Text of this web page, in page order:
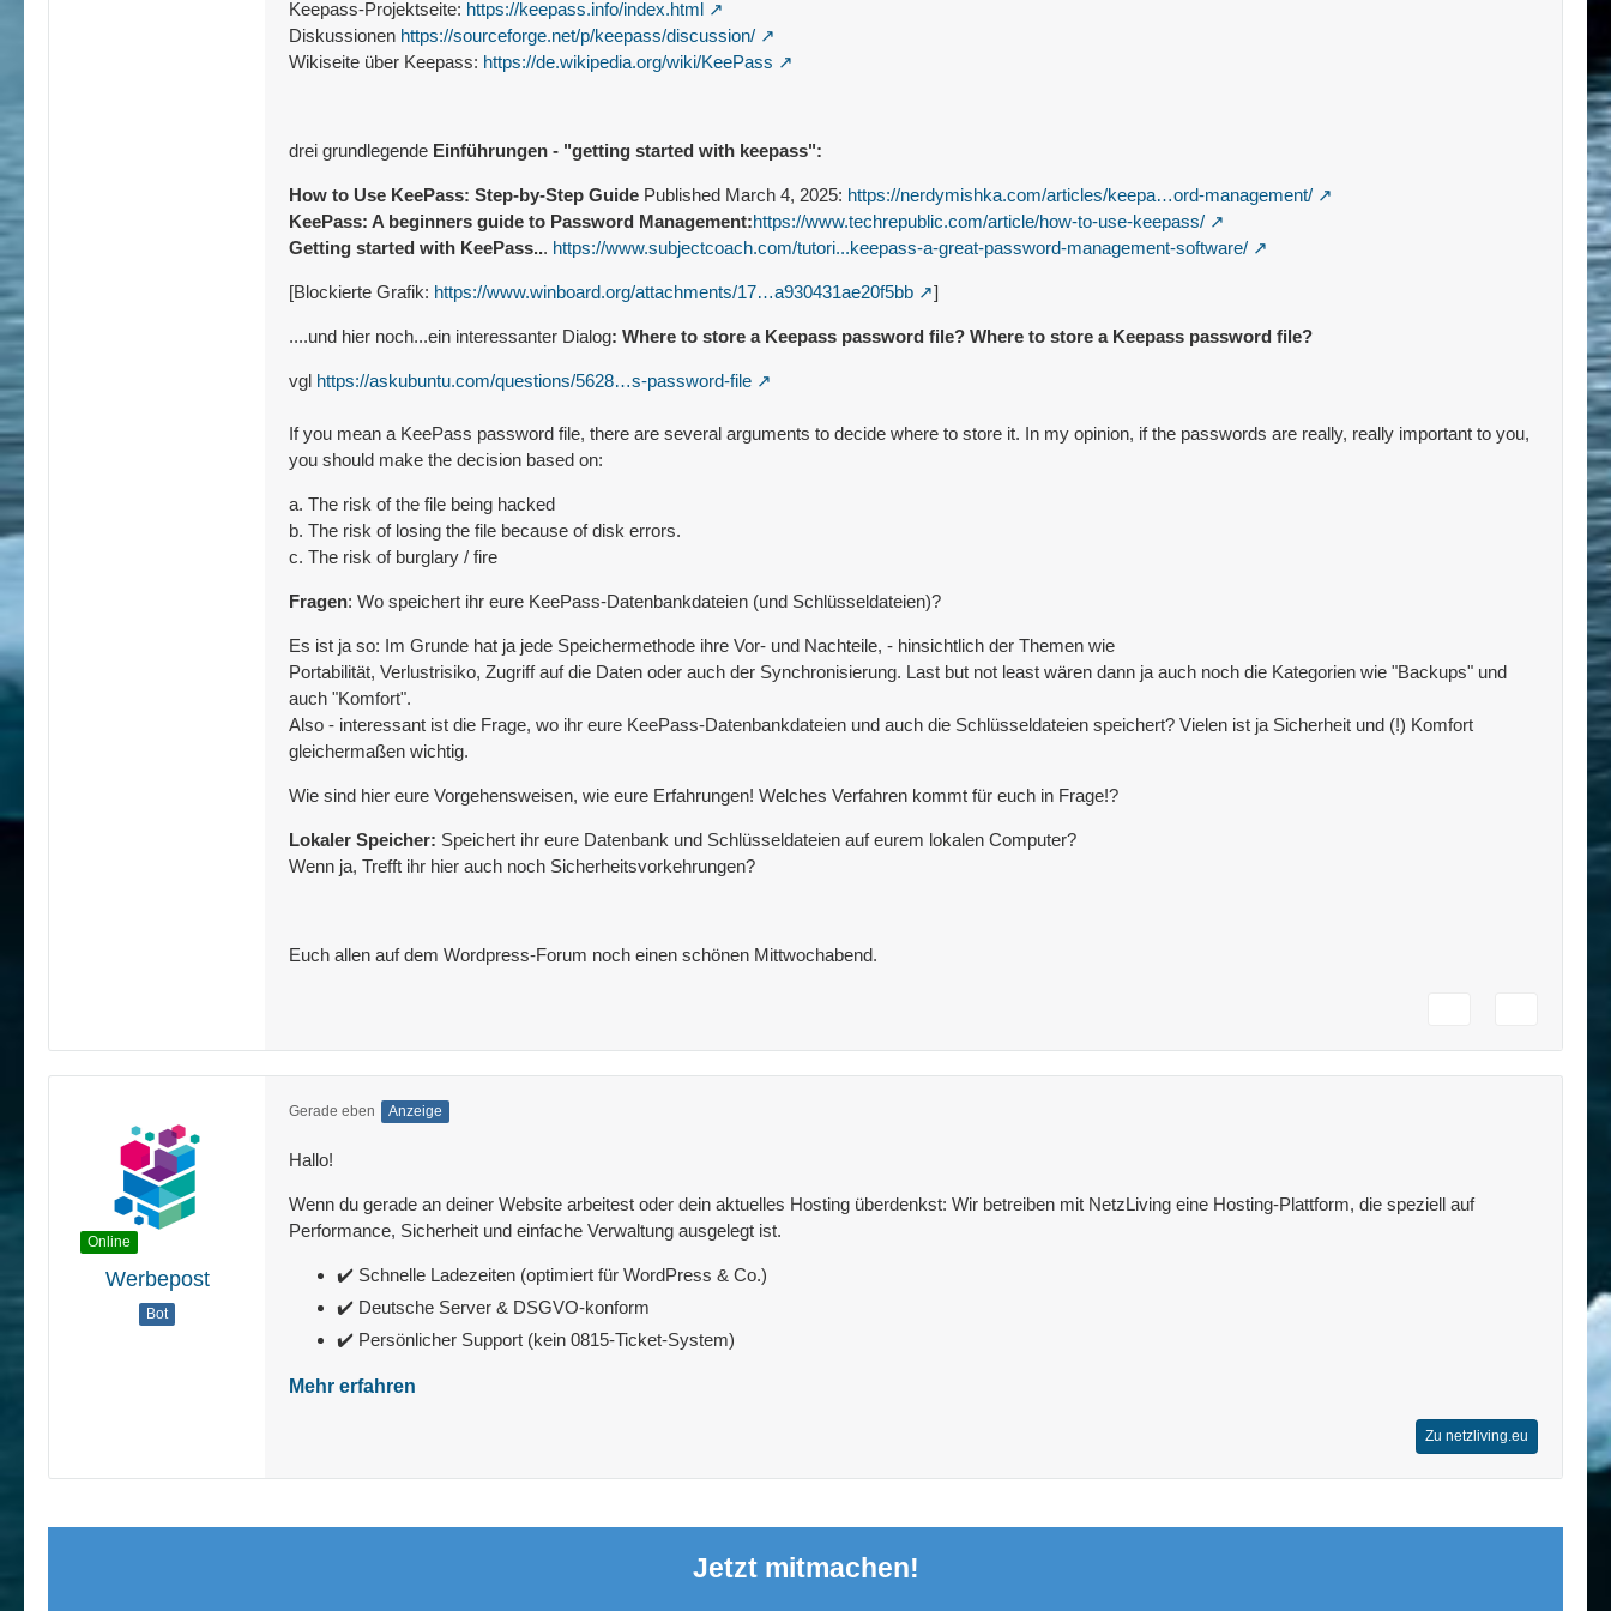
Improved synchronization error messages.
Improved file transaction error messages.
Improved FTP connection error messages.
Improved workaround for Mono window minimization bug
MSI setup: improved shortcut creation/deletion.
Various code optimizations.
Keepass-Projektseite: https://keepass.info/index.html
Diskussionen https://sourceforge.net/p/keepass/discussion/
Wikiseite über Keepass: https://de.wikipedia.org/wiki/KeePass
drei grundlegende Einführungen - "getting started with keepass":
How to Use KeePass: Step-by-Step Guide Published March 4, 2025: https://nerdymishka.com/articles/keepa…ord-management/
KeePass: A beginners guide to Password Management:https://www.techrepublic.com/article/how-to-use-keepass/
Getting started with KeePass... https://www.subjectcoach.com/tutori...keepass-a-great-password-management-software/
[Blockierte Grafik: https://www.winboard.org/attachments/17…a930431ae20f5bb ]
....und hier noch...ein interessanter Dialog: Where to store a Keepass password file? Where to store a Keepass password file?
vgl https://askubuntu.com/questions/5628…s-password-file
If you mean a KeePass password file, there are several arguments to decide where to store it. In my opinion, if the passwords are really, really important to you,
you should make the decision based on:
a. The risk of the file being hacked
b. The risk of losing the file because of disk errors.
c. The risk of burglary / fire
Fragen: Wo speichert ihr eure KeePass-Datenbankdateien (und Schlüsseldateien)?
Es ist ja so: Im Grunde hat ja jede Speichermethode ihre Vor- und Nachteile, - hinsichtlich der Themen wie
Portabilität, Verlustrisiko, Zugriff auf die Daten oder auch der Synchronisierung. Last but not least wären dann ja auch noch die Kategorien wie "Backups" und
auch "Komfort".
Also - interessant ist die Frage, wo ihr eure KeePass-Datenbankdateien und auch die Schlüsseldateien speichert? Vielen ist ja Sicherheit und (!) Komfort
gleichermaßen wichtig.
Wie sind hier eure Vorgehensweisen, wie eure Erfahrungen! Welches Verfahren kommt für euch in Frage!?
Lokaler Speicher: Speichert ihr eure Datenbank und Schlüsseldateien auf eurem lokalen Computer?
Wenn ja, Trefft ihr hier auch noch Sicherheitsvorkehrungen?
Euch allen auf dem Wordpress-Forum noch einen schönen Mittwochabend.
Online
Werbepost
Bot
Gerade eben Anzeige
Hallo!
Wenn du gerade an deiner Website arbeitest oder dein aktuelles Hosting überdenkst: Wir betreiben mit NetzLiving eine Hosting-Plattform, die speziell auf
Performance, Sicherheit und einfache Verwaltung ausgelegt ist.
✔️ Schnelle Ladezeiten (optimiert für WordPress & Co.)
✔️ Deutsche Server & DSGVO-konform
✔️ Persönlicher Support (kein 0815-Ticket-System)
Mehr erfahren
Zu netzliving.eu
Jetzt mitmachen!